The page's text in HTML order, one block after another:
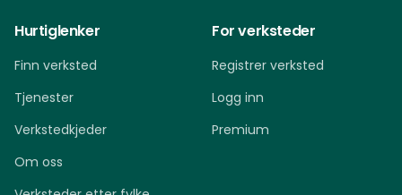
Hurtiglenker
Finn verksted
Tjenester
Verkstedkjeder
Om oss
For verksteder
Registrer verksted
Logg inn
Premium